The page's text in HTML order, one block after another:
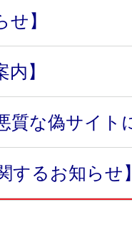
せ】
】
質な偽サイト
するお知らせ